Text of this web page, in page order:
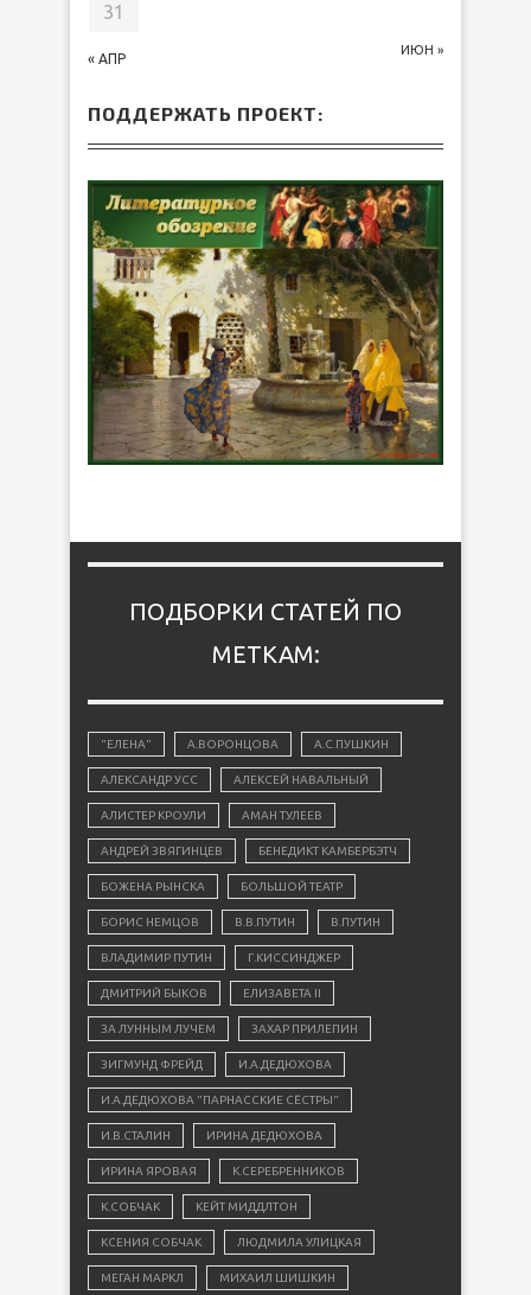
« АПР
ИЮН »
31
ПОДДЕРЖАТЬ ПРОЕКТ:
ПОДБОРКИ СТАТЕЙ ПО
МЕТКАМ:
"ЕЛЕНА" А.ВОРОНЦОВА А.С.ПУШКИН
АЛЕКСАНДР УСС АЛЕКСЕЙ НАВАЛЬНЫЙ
АЛИСТЕР КРОУЛИ АМАН ТУЛЕЕВ
АНДРЕЙ ЗВЯГИНЦЕВ БЕНЕДИКТ КАМБЕРБЭТЧ
БОЖЕНА РЫНСКА БОЛЬШОЙ ТЕАТР
БОРИС НЕМЦОВ В.В.ПУТИН В.ПУТИН
ВЛАДИМИР ПУТИН Г.КИССИНДЖЕР
ДМИТРИЙ БЫКОВ ЕЛИЗАВЕТА II
ЗА ЛУННЫМ ЛУЧЕМ ЗАХАР ПРИЛЕПИН
ЗИГМУНД ФРЕЙД И.А.ДЕДЮХОВА
И.А.ДЕДЮХОВА "ПАРНАССКИЕ СЁСТРЫ"
И.В.СТАЛИН ИРИНА ДЕДЮХОВА
ИРИНА ЯРОВАЯ К.СЕРЕБРЕННИКОВ
К.СОБЧАК КЕЙТ МИДДЛТОН
КСЕНИЯ СОБЧАК ЛЮДМИЛА УЛИЦКАЯ
МЕГАН МАРКЛ МИХАИЛ ШИШКИН